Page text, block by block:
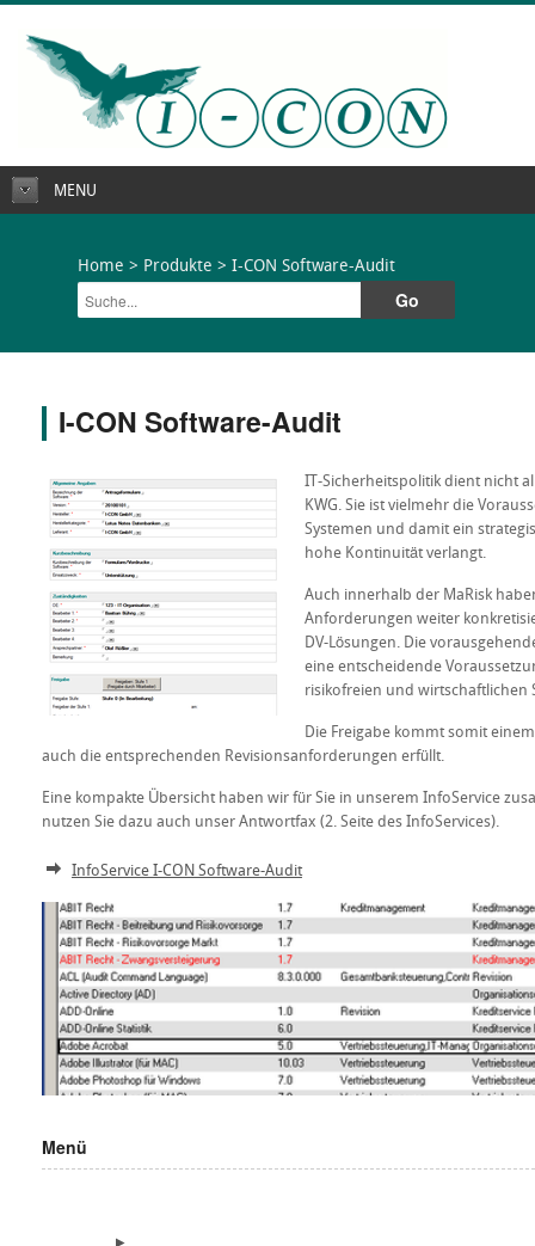
MENU
Home > Produkte > I-CON Software-Audit
I-CON Software-Audit
IT-Sicherheitspolitik dient nicht
KWG. Sie ist vielmehr die
Systemen und damit ein
hohe Kontinuität verlangt.
Auch innerhalb der MaRisk
Anforderungen weiter
DV-Lösungen. Die
eine entscheidende
risikofreien und wirtschaftlichen
Die Freigabe kommt somit
auch die entsprechenden Revisionsanforderungen erfüllt.
Eine kompakte Übersicht haben wir für Sie in unserem InfoService
nutzen Sie dazu auch unser Antwortfax (2. Seite des InfoServices).
InfoService I-CON Software-Audit
Menü